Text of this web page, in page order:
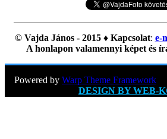
© Vajda János - 2015 ♦ Kapcsolat: e-
A honlapon valamennyi képet és
Powered by Warp Theme Framework
DESIGN BY WEB-